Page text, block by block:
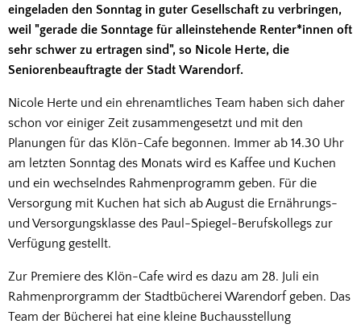
eingeladen den Sonntag in guter Gesellschaft zu verbringen,
weil "gerade die Sonntage für alleinstehende Renter*innen oft
sehr schwer zu ertragen sind", so Nicole Herte, die
Seniorenbeauftragte der Stadt Warendorf.
Nicole Herte und ein ehrenamtliches Team haben sich daher
schon vor einiger Zeit zusammengesetzt und mit den
Planungen für das Klön-Cafe begonnen. Immer ab 14.30 Uhr
am letzten Sonntag des Monats wird es Kaffee und Kuchen
und ein wechselndes Rahmenprogramm geben. Für die
Versorgung mit Kuchen hat sich ab August die Ernährungs-
und Versorgungsklasse des Paul-Spiegel-Berufskollegs zur
Verfügung gestellt.
Zur Premiere des Klön-Cafe wird es dazu am 28. Juli ein
Rahmenprorgramm der Stadtbücherei Warendorf geben. Das
Team der Bücherei hat eine kleine Buchausstellung